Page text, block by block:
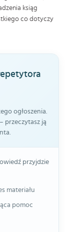
ksiąg
co dotyczy
ogłoszenia.
przeczytasz ją
przyjdzie
materiału
pomoc